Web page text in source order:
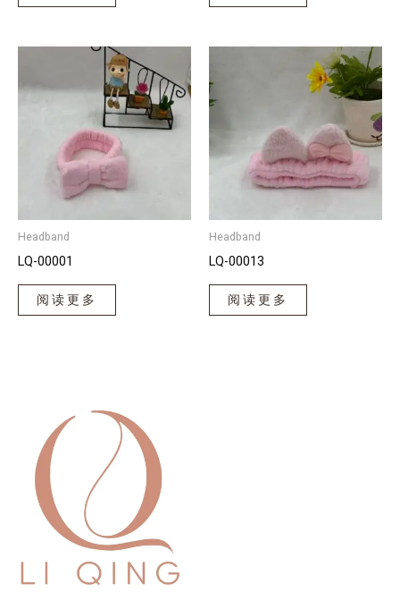
Headband
LQ-00001
阅读更多
Headband
LQ-00013
阅读更多